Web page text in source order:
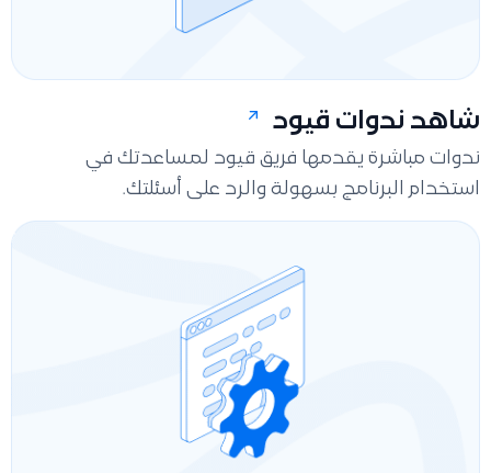
شاهد ندوات قيود
ندوات مباشرة يقدمها فريق قيود لمساعدتك في
استخدام البرنامج بسهولة والرد على أسئلتك.